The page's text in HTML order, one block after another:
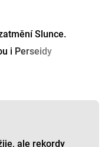
Slunce.
i Perseidy
ale rekordy